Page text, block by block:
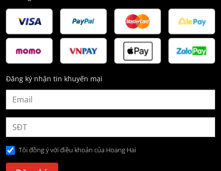
Đăng ký nhận tin khuyến mại
Tôi đồng ý với điều khoản của Hoang Hai